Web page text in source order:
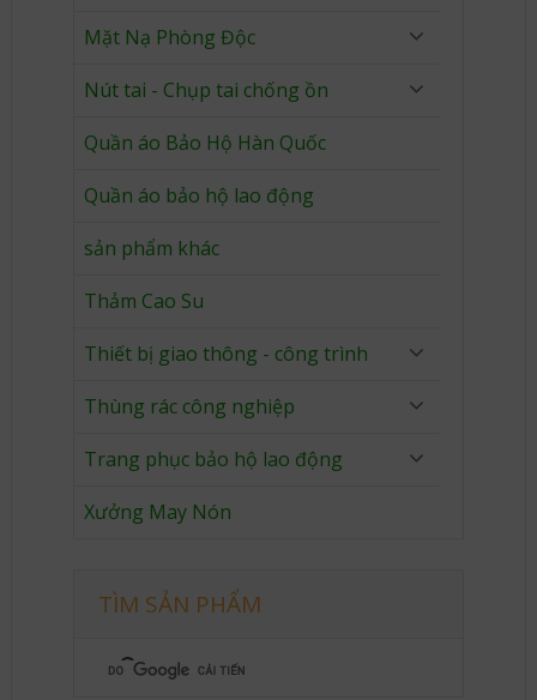
Mặt Nạ Phòng Độc
Nút tai - Chụp tai chống ồn
Quần áo Bảo Hộ Hàn Quốc
Quần áo bảo hộ lao động
sản phẩm khác
Thảm Cao Su
Thiết bị giao thông - công trình
Thùng rác công nghiệp
Trang phục bảo hộ lao động
Xưởng May Nón
TÌM SẢN PHẨM